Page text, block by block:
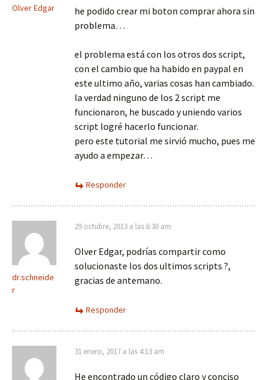
Olver Edgar
he podido crear mi boton comprar ahora sin
problema…
el problema está con los otros dos script,
con el cambio que ha habido en paypal en
este ultimo año, varias cosas han cambiado.
la verdad ninguno de los 2 script me
funcionaron, he buscado y uniendo varios
script logré hacerlo funcionar.
pero este tutorial me sirvió mucho, pues me
ayudo a empezar…
Responder
dr.schneide
r
29 octubre, 2013 a las 6:30 am
Olver Edgar, podrías compartir como
solucionaste los dos ultimos scripts ?,
gracias de antemano.
Responder
31 enero, 2017 a las 4:13 am
He encontrado un código claro y conciso